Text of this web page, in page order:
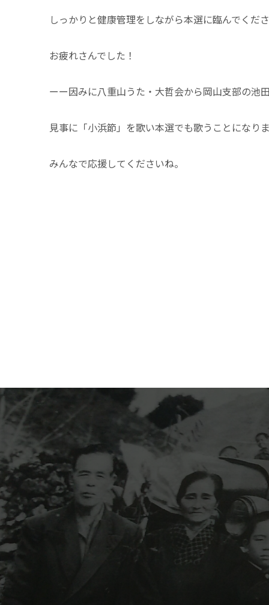
しっかりと健康管理をしながら本選に臨んでくだ
お疲れさんでした！
ーー因みに八重山うた・大哲会から岡山支部の池
見事に「小浜節」を歌い本選でも歌うことになりま
みんなで応援してくださいね。